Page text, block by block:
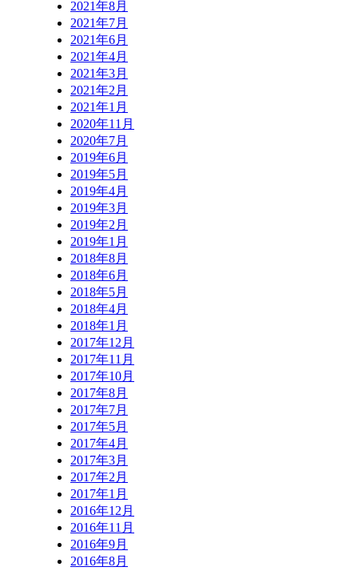
2021年8月
2021年7月
2021年6月
2021年4月
2021年3月
2021年2月
2021年1月
2020年11月
2020年7月
2019年6月
2019年5月
2019年4月
2019年3月
2019年2月
2019年1月
2018年8月
2018年6月
2018年5月
2018年4月
2018年1月
2017年12月
2017年11月
2017年10月
2017年8月
2017年7月
2017年5月
2017年4月
2017年3月
2017年2月
2017年1月
2016年12月
2016年11月
2016年9月
2016年8月